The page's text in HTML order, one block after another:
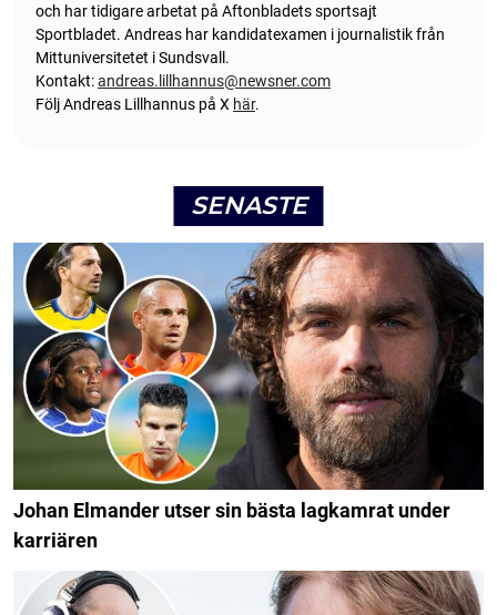
och har tidigare arbetat på Aftonbladets sportsajt
Sportbladet. Andreas har kandidatexamen i journalistik från
Mittuniversitetet i Sundsvall.
Kontakt:andreas.lillhannus@newsner.com
Följ Andreas Lillhannus på X här.
SENASTE
Johan Elmander utser sin bästa lagkamrat under
karriären